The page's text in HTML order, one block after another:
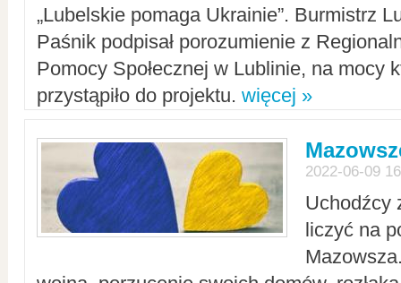
„Lubelskie pomaga Ukrainie”. Burmistrz
Paśnik podpisał porozumienie z
Pomocy Społecznej w Lublinie, na mocy
przystąpiło do projektu. więcej »
2022-06-09
Uchodźcy
liczyć na